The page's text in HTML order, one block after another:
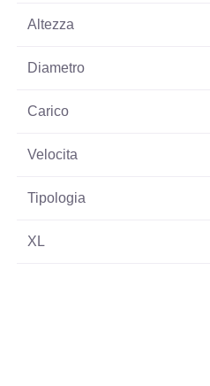
Altezza
Diametro
Carico
Velocita
Tipologia
XL